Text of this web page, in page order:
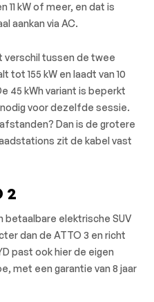
11 kW of meer, en dat is
aankan via AC.
verschil tussen de twee
tot 155 kW en laadt van 10
45 kWh variant is beperkt
voor dezelfde sessie.
Dan is de grotere
zit de kabel vast
2
betaalbare elektrische SUV
dan de ATTO 3 en richt
past ook hier de eigen
met een garantie van 8 jaar